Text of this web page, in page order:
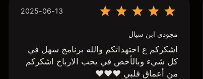
2025-06-13
مجودي ابن سيال
اشكركم ع اجتهداتكم والله برنامج سهل في
كل شيء وبالأخص في يحب الارباح اشكركم
من أعماق قلبي ❤️❤️❤️